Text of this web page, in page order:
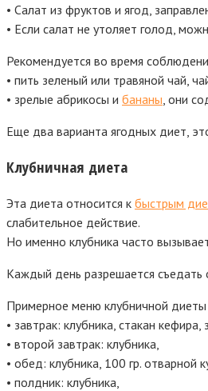
• Салат из фруктов и ягод,
• Если салат не утоляет голод,
Рекомендуется во время
• пить зеленый или травяной чай,
• зрелые абрикосы и бананы, они
Еще два варианта ягодных диет,
Клубничная диета
Эта диета относится к быстрым
слабительное действие.
Но именно клубника часто
Каждый день разрешается съедать
Примерное меню клубничной диеты
• завтрак: клубника, стакан кефира,
• второй завтрак: клубника,
• обед: клубника, 100 гр. отварной
• полдник: клубника,